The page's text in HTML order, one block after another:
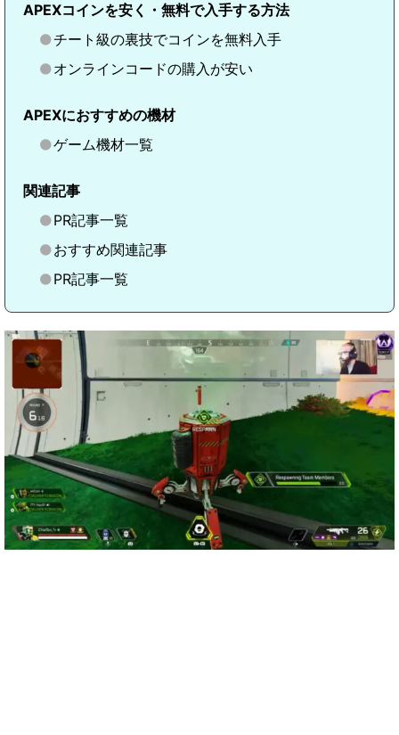
APEXコインを安く・無料で入手する方法
チート級の裏技でコインを無料入手
オンラインコードの購入が安い
APEXにおすすめの機材
ゲーム機材一覧
関連記事
PR記事一覧
おすすめ関連記事
PR記事一覧